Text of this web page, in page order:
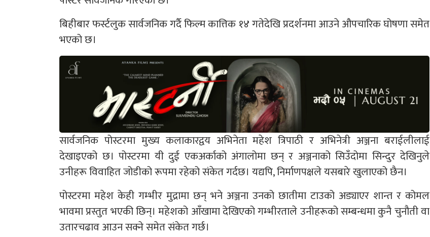
बिहीबार फर्स्टलुक सार्वजनिक गर्दै फिल्म कात्तिक १४ गतेदेखि प्रदर्शनमा आउने औपचारिक घोषणा समेत
भएको छ।
सार्वजनिक पोस्टरमा मुख्य कलाकारद्वय अभिनेता महेश त्रिपाठी र अभिनेत्री अञ्जना बराईलीलाई
देखाइएको छ। पोस्टरमा यी दुई एकअर्काको अंगालोमा छन् र अञ्जनाको सिउँदोमा सिन्दुर देखिनुले
उनीहरू विवाहित जोडीको रूपमा रहेको संकेत गर्दछ। यद्यपि, निर्माणपक्षले यसबारे खुलाएको छैन।
पोस्टरमा महेश केही गम्भीर मुद्रामा छन् भने अञ्जना उनको छातीमा टाउको अड्याएर शान्त र कोमल
भावमा प्रस्तुत भएकी छिन्। महेशको आँखामा देखिएको गम्भीरताले उनीहरूको सम्बन्धमा कुनै चुनौती वा
उतारचढाव आउन सक्ने समेत संकेत गर्छ।